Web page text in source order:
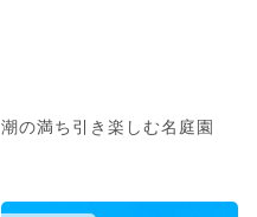
潮の満ち引き楽しむ名庭園